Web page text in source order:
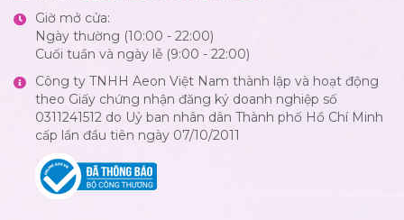
Giờ mở cửa:
Ngày thường (10:00 - 22:00)
Cuối tuần và ngày lễ (9:00 - 22:00)
Công ty TNHH Aeon Việt Nam thành lập và hoạt động
theo Giấy chứng nhận đăng ký doanh nghiệp số
0311241512 do Uỷ ban nhân dân Thành phố Hồ Chí Minh
cấp lần đầu tiên ngày 07/10/2011